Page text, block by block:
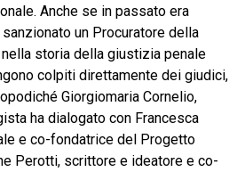
Anche se in passato era
un Procuratore della
storia della giustizia penale
colpiti direttamente dei giudici,
Giorgiomaria Cornelio,
ha dialogato con Francesca
e co-fondatrice del Progetto
Perotti, scrittore e ideatore e co-